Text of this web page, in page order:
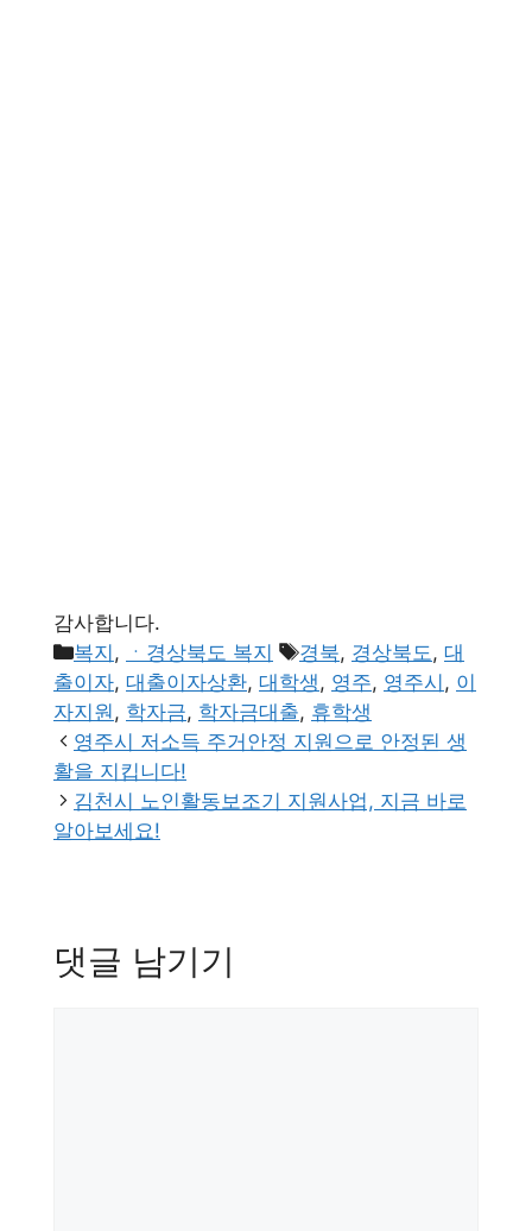
감사합니다.
카
테
고
리
복지 , ㆍ경상북도 복지
태
그
경북, 경상북도, 대
출이자, 대출이자상환, 대학생, 영주, 영주시 , 이
자지원, 학자금, 학자금대출, 휴학생
영주시 저소득 주거안정 지원으로 안정된 생
활을 지킵니다!
김천시 노인활동보조기 지원사업, 지금 바로
알아보세요!
댓글 남기기